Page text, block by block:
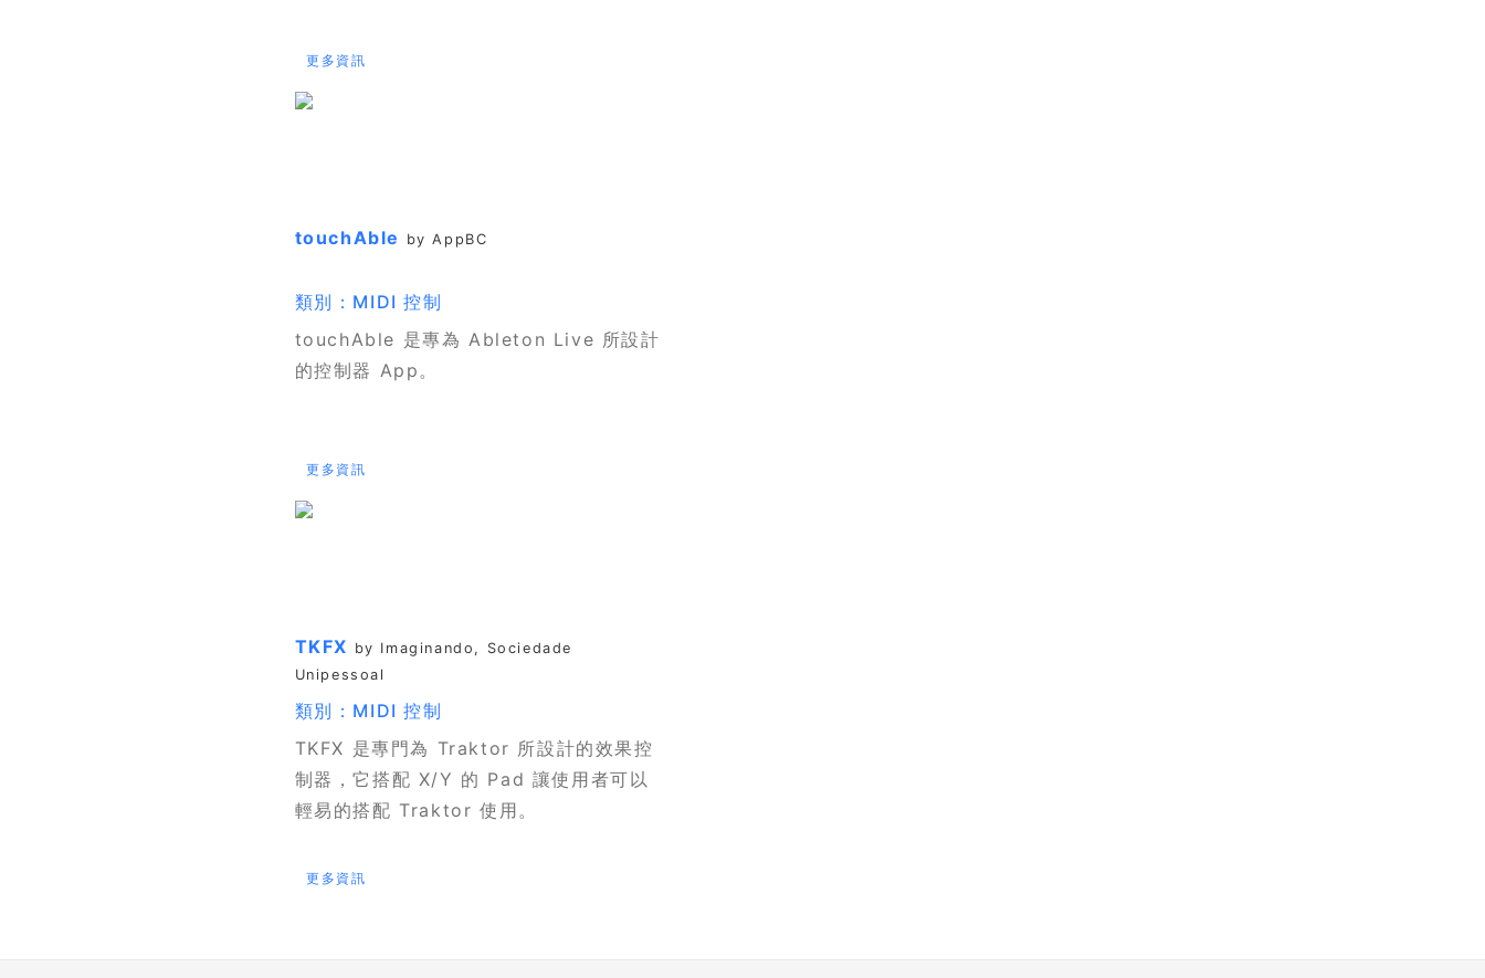
更多資訊
touchAble by AppBC
類別：MIDI 控制
touchAble 是專為 Ableton Live 所設計
的控制器 App。
更多資訊
TKFX by Imaginando, Sociedade
Unipessoal
類別：MIDI 控制
TKFX 是專門為 Traktor 所設計的效果控
制器，它搭配 X/Y 的 Pad 讓使用者可以
輕易的搭配 Traktor 使用。
更多資訊